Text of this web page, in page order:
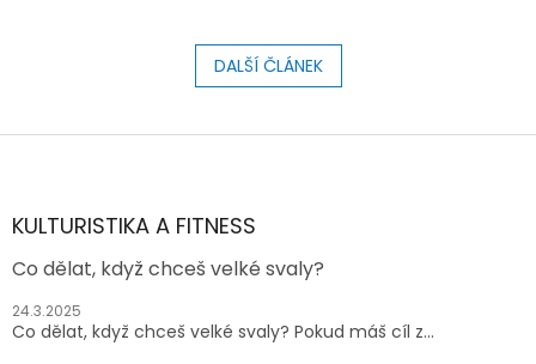
DALŠÍ ČLÁNEK
Z
aKULTURISTIKA A FITNESS
Co dělat, když chceš velké svaly?
24.3.2025
Co dělat, když chceš velké svaly? Pokud máš cíl z...